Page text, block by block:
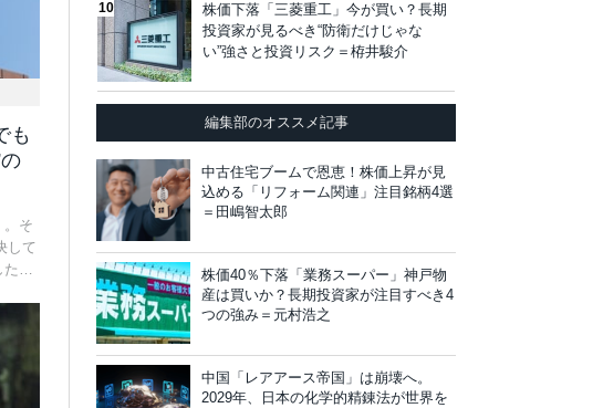
も
。そ
して
…
株価下落「三菱重工」今が買い？長期
投資家が見るべき“防衛だけじゃな
い”強さと投資リスク＝栫井駿介
編集部のオススメ記事
中古住宅ブームで恩恵！株価上昇が見
込める「リフォーム関連」注目銘柄4選
＝田嶋智太郎
株価40％下落「業務スーパー」神戸物
産は買いか？長期投資家が注目すべき4
つの強み＝元村浩之
中国「レアアース帝国」は崩壊へ。
2029年、日本の化学的精錬法が世界を